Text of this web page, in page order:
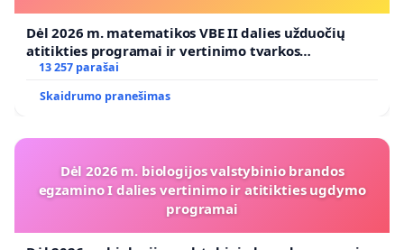
Dėl 2026 m. matematikos VBE II dalies užduočių
atitikties programai ir vertinimo tvarkos
koregavimo
13 257 parašai
Skaidrumo pranešimas
Dėl 2026 m. biologijos valstybinio brandos
egzamino I dalies vertinimo ir atitikties ugdymo
programai